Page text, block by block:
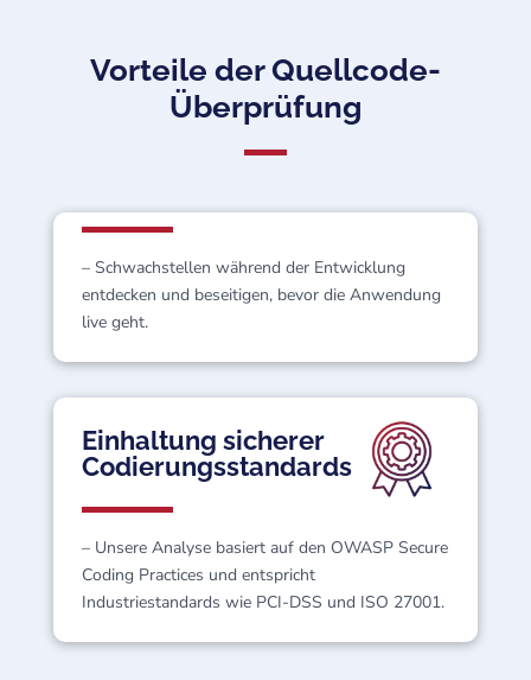
Vorteile der Quellcode-
Überprüfung
– Schwachstellen während der Entwicklung
entdecken und beseitigen, bevor die Anwendung
live geht.
Einhaltung sicherer
Codierungsstandards
– Unsere Analyse basiert auf den OWASP Secure
Coding Practices und entspricht
Industriestandards wie PCI-DSS und ISO 27001.